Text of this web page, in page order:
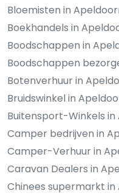
Bloemisten in
Boekhandels in
Boodschappen in
Boodschappen
Botenverhuur in
Bruidswinkel in
Buitensport-Winkels in
Camper bedrijven in
Camper-Verhuur in
Caravan Dealers in
Chinees supermarkt in